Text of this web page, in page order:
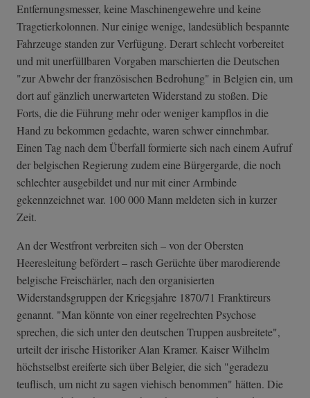
Entfernungsmesser, keine Maschinengewehre und keine
Tragetierkolonnen. Nur einige wenige, landesüblich bespannte
Fahrzeuge standen zur Verfügung. Derart schlecht vorbereitet
und mit unerfüllbaren Vorgaben marschierten die Deutschen
"zur Abwehr der französischen Bedrohung" in Belgien ein, um
dort auf gänzlich unerwarteten Widerstand zu stoßen. Die
Forts, die die Führung mehr oder weniger kampflos in die
Hand zu bekommen gedachte, waren schwer einnehmbar.
Einen Tag nach dem Überfall formierte sich nach einem Aufruf
der belgischen Regierung zudem eine Bürgergarde, die noch
schlechter ausgebildet und nur mit einer Armbinde
gekennzeichnet war. 100 000 Mann meldeten sich in kurzer
Zeit.
An der Westfront verbreiten sich – von der Obersten
Heeresleitung befördert – rasch Gerüchte über marodierende
belgische Freischärler, nach den organisierten
Widerstandsgruppen der Kriegsjahre 1870/71 Franktireurs
genannt. "Man könnte von einer regelrechten Psychose
sprechen, die sich unter den deutschen Truppen ausbreitete",
urteilt der irische Historiker Alan Kramer. Kaiser Wilhelm
höchstselbst ereiferte sich über Belgier, die sich "geradezu
teuflisch, um nicht zu sagen viehisch benommen" hätten. Die